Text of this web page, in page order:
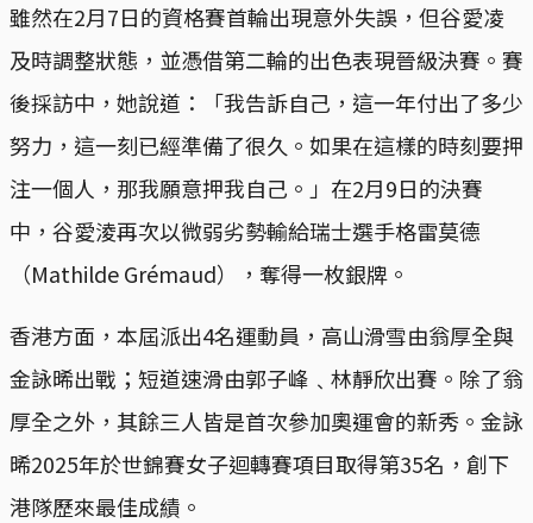
雖然在2月7日的資格賽首輪出現意外失誤，但谷愛凌
及時調整狀態，並憑借第二輪的出色表現晉級決賽。賽
後採訪中，她說道：「我告訴自己，這一年付出了多少
努力，這一刻已經準備了很久。如果在這樣的時刻要押
注一個人，那我願意押我自己。」在2月9日的決賽
中，谷愛淩再次以微弱劣勢輸給瑞士選手格雷莫德
（Mathilde Grémaud），奪得一枚銀牌。
香港方面，本屆派出4名運動員，高山滑雪由翁厚全與
金詠晞出戰；短道速滑由郭子峰﹑林靜欣出賽。除了翁
厚全之外，其餘三人皆是首次參加奧運會的新秀。金詠
晞2025年於世錦賽女子迴轉賽項目取得第35名，創下
港隊歷來最佳成績。